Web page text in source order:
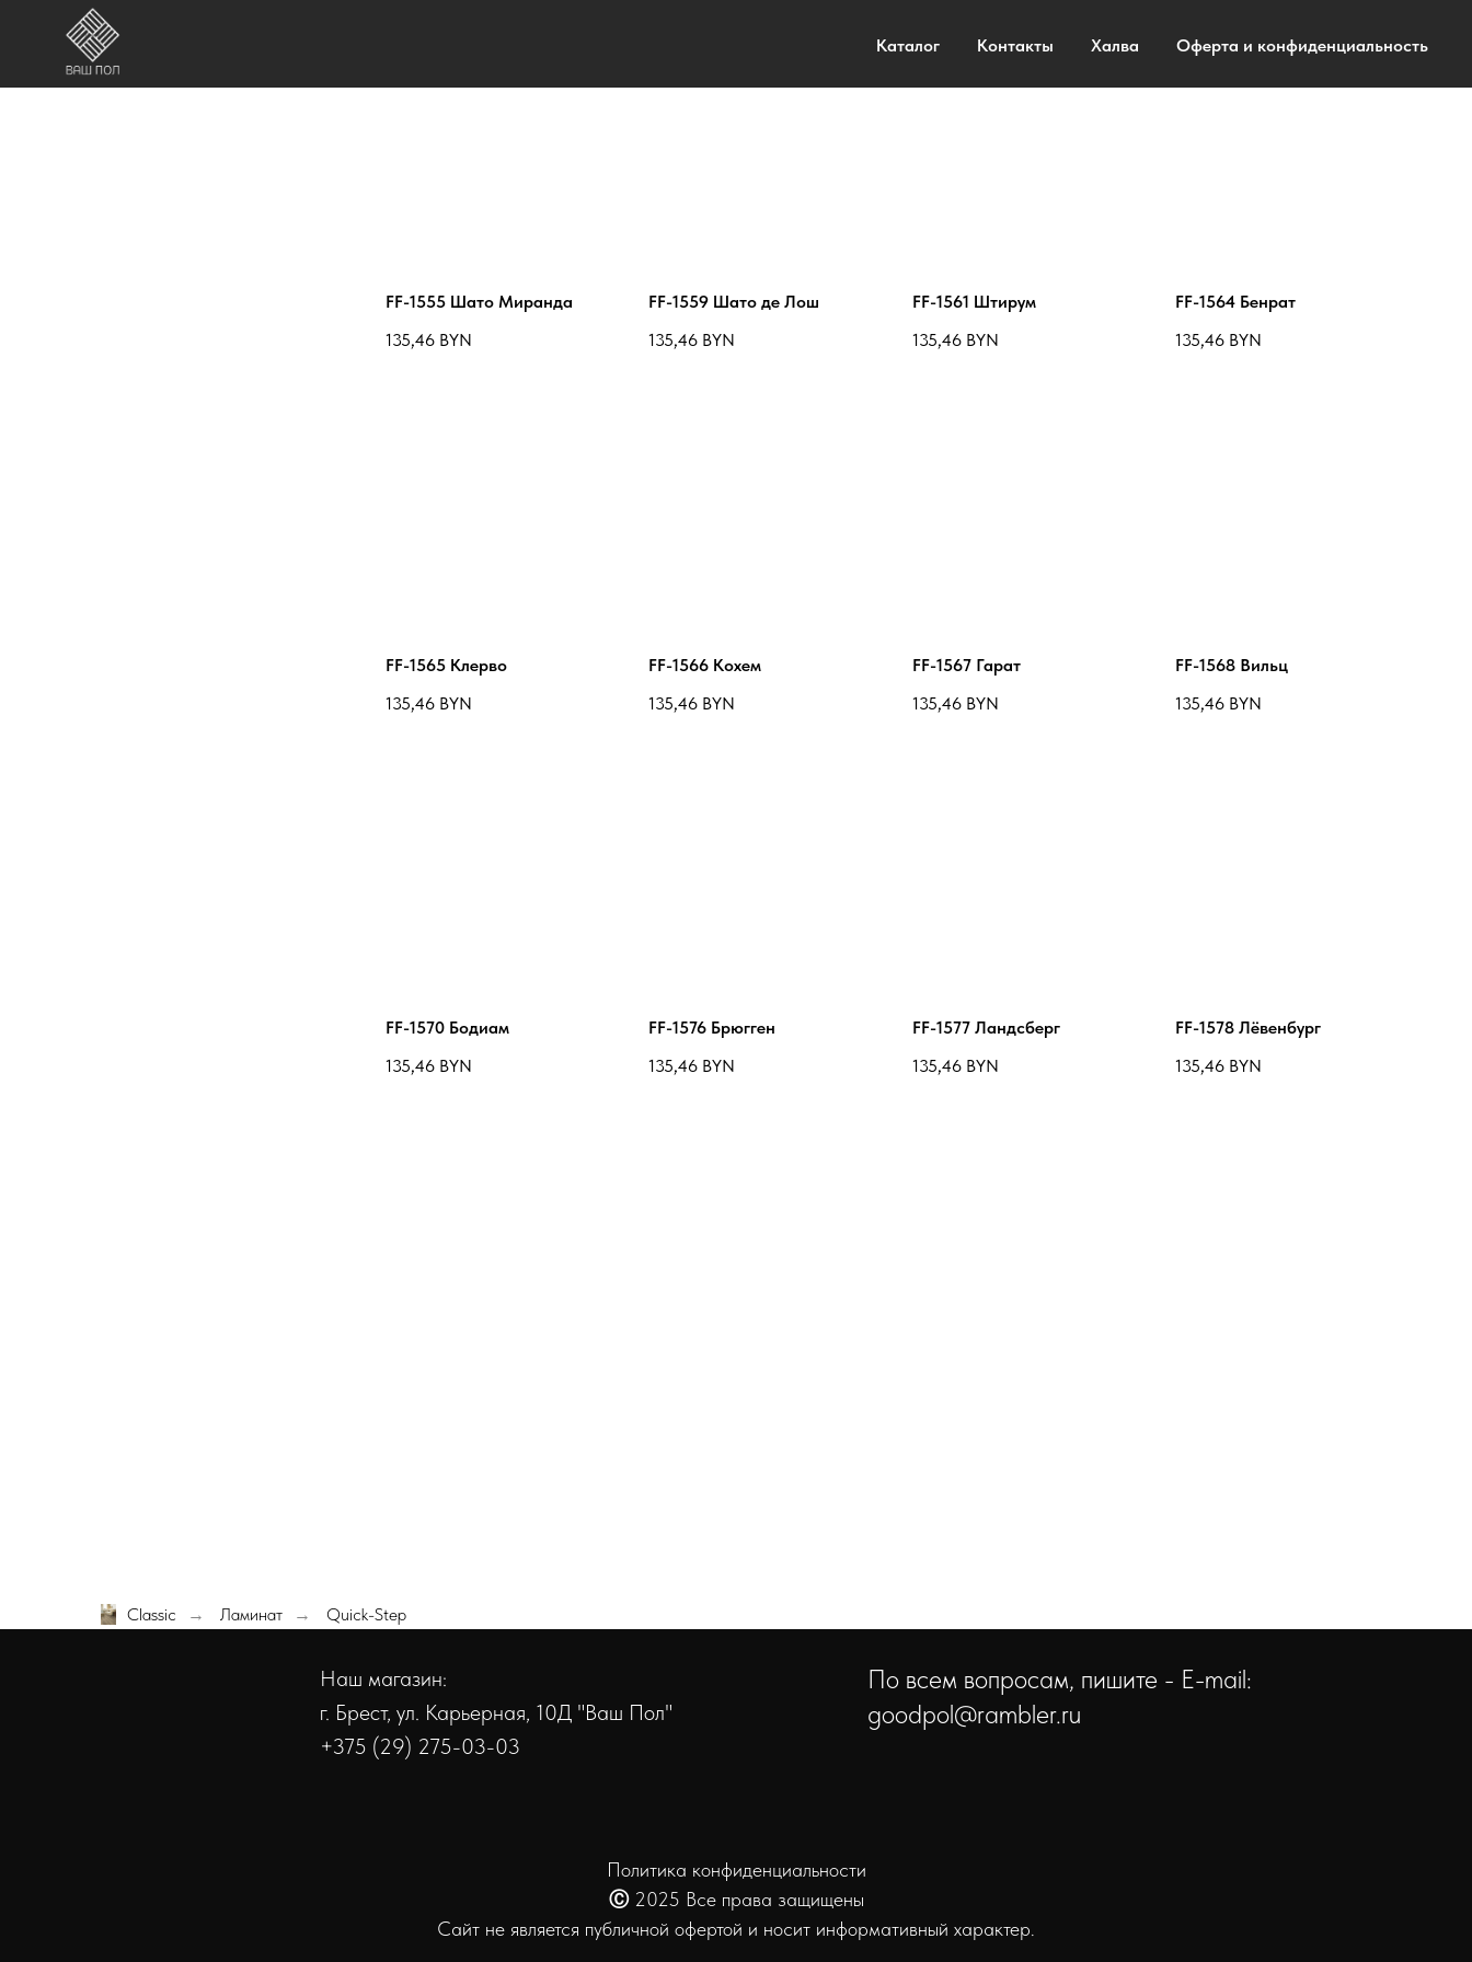
Каталог Контакты Халва Оферта и конфиденциальность
FF-1555 Шато Миранда
135,46 BYN
FF-1559 Шато де Лош
135,46 BYN
FF-1561 Штирум
135,46 BYN
FF-1564 Бенрат
135,46 BYN
FF-1565 Клерво
135,46 BYN
FF-1566 Кохем
135,46 BYN
FF-1567 Гарат
135,46 BYN
FF-1568 Вильц
135,46 BYN
FF-1570 Бодиам
135,46 BYN
FF-1576 Брюгген
135,46 BYN
FF-1577 Ландсберг
135,46 BYN
FF-1578 Лёвенбург
135,46 BYN
Classic → Ламинат → Quick-Step
По всем вопросам, пишите - E-mail:
goodpol@rambler.ru
Наш магазин:
г. Брест, ул. Карьерная, 10Д "Ваш Пол"
+375 (29) 275-03-03
Политика конфиденциальности
Ⓒ 2025 Все права защищены
Сайт не является публичной офертой и носит информативный характер.